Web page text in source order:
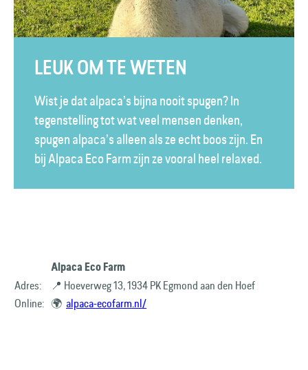
LEUK OM TE WETEN
Wist je dat alpaca’s bijna nooit spugen? In
tegenstelling tot wat veel mensen denken,
spugen alpaca’s alleen als ze echt boos zijn. En
bij Alpaca Eco Farm zijn ze vooral heel relaxed.
Alpaca Eco Farm
Adres:
📍 Hoeverweg 13, 1934 PK Egmond aan den Hoef
Online: 🌍 alpaca-ecofarm.nl/